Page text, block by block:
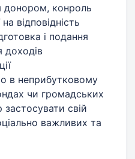
донором, конроль
відповідність
і подання
доходів
в неприбутковому
чи громадських
застосувати свій
важливих та